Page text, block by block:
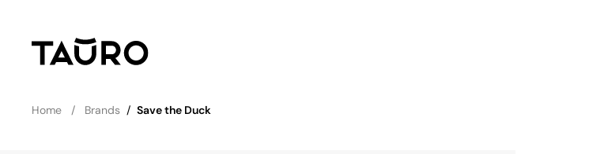
Home Brands / Save the Duck